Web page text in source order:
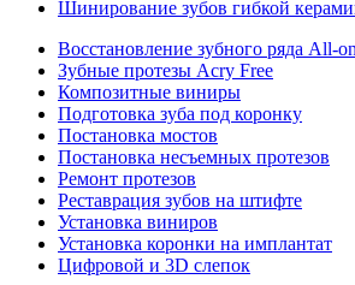
Шинирование зубов гибкой
Восстановление зубного ряда
Зубные протезы Acry Free
Композитные виниры
Подготовка зуба под коронку
Постановка мостов
Постановка несъемных протезов
Ремонт протезов
Реставрация зубов на штифте
Установка виниров
Установка коронки на имплантат
Цифровой и 3D слепок